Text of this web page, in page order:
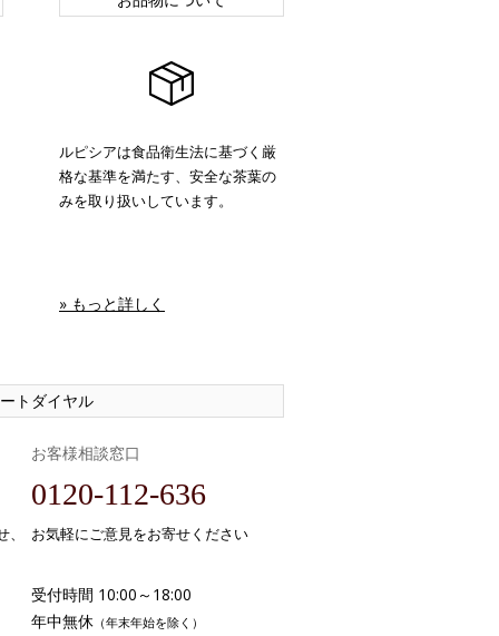
ルピシアは食品衛生法に基づく厳
格な基準を満たす、安全な茶葉の
みを取り扱いしています。
» もっと詳しく
トダイヤル
お客様相談窓口
0120-112-636
お気軽にご意見をお寄せください
受付時間 10:00～18:00
年中無休 （年末年始を除く）